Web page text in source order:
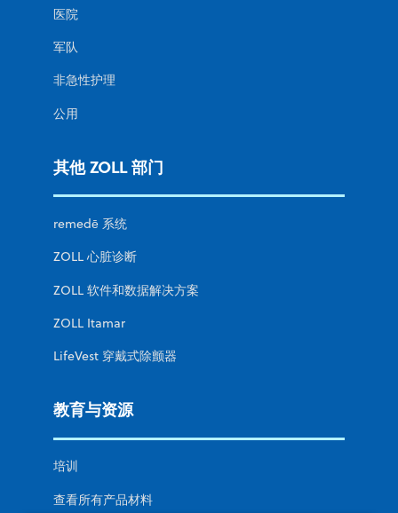
医院
军队
非急性护理
公用
其他 ZOLL 部门
remedē 系统
ZOLL 心脏诊断
ZOLL 软件和数据解决方案
ZOLL Itamar
LifeVest 穿戴式除颤器
教育与资源
培训
查看所有产品材料